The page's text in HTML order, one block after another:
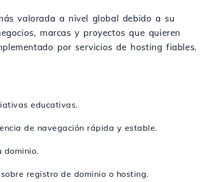
valorada a nivel global debido a su
marcas y proyectos que quieren
por servicios de hosting fiables.
educativas.
de navegación rápida y estable.
dominio.
registro de dominio o hosting.